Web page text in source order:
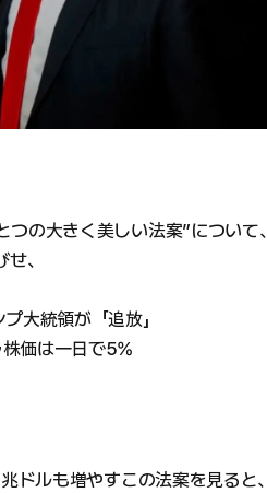
の大きく美しい法案”について、
、
大統領が「追放」
株価は一日で5%
ルも増やすこの法案を見ると、